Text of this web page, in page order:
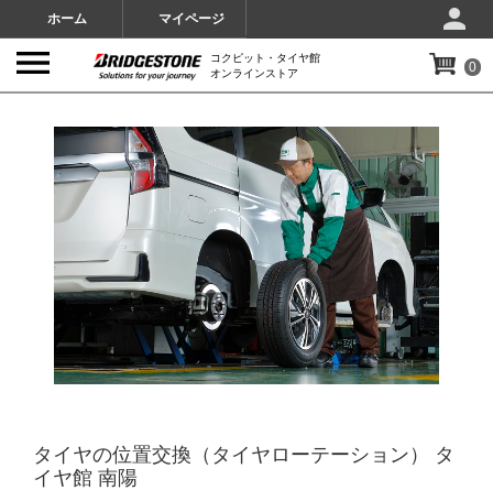
ホーム マイページ
コクピット・タイヤ館
オンラインストア
0
タイヤの位置交換（タイヤローテーション） タ
イヤ館 南陽